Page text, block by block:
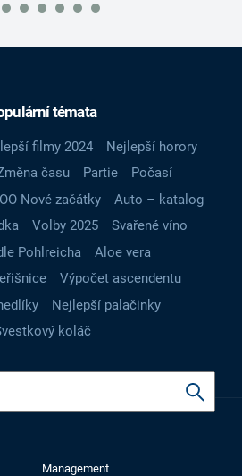
témata
filmy 2024
Nejlepší horory
času Partie
Počasí
Nové začátky
Auto – katalog
Volby 2025
Svařené víno
Pohlreicha
Aloe vera
Výpočet ascendentu
Nejlepší palačinky
koláč
Management